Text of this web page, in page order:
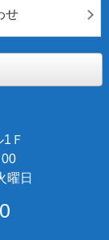
せ
Ｆ
00
曜日